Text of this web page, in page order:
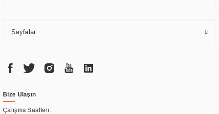
Sayfalar
Bize Ulaşın
Çalışma Saatleri: